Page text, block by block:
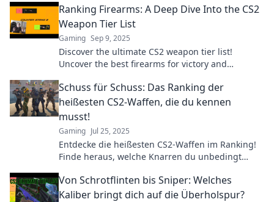
Ranking Firearms: A Deep Dive Into the CS2
Weapon Tier List
Gaming Sep 9, 2025
Discover the ultimate CS2 weapon tier list!
Uncover the best firearms for victory and
Schuss für Schuss: Das Ranking der
heißesten CS2-Waffen, die du kennen
musst!
Gaming Jul 25, 2025
Entdecke die heißesten CS2-Waffen im Ranking!
Finde heraus, welche Knarren du unbedingt
Von Schrotflinten bis Sniper: Welches
Kaliber bringt dich auf die Überholspur?